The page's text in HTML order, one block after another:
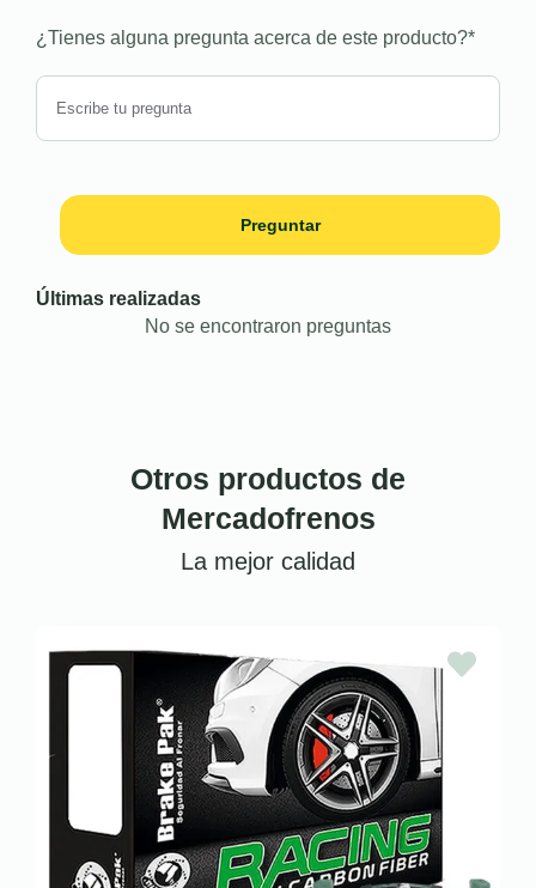
¿Tienes alguna pregunta acerca de este producto?*
Preguntar
Últimas realizadas
No se encontraron preguntas
Otros productos de
Mercadofrenos
La mejor calidad